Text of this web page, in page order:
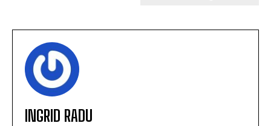
INGRID RADU